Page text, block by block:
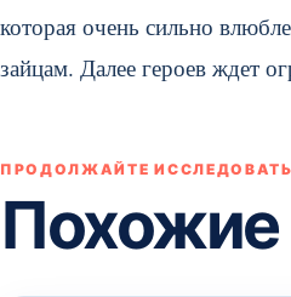
которая очень сильно
зайцам. Далее героев ждет
ПРОДОЛЖАЙТЕ ИССЛЕДОВАТЬ